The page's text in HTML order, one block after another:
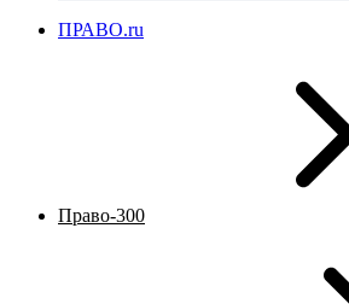
ПРАВО.ru
Право-300